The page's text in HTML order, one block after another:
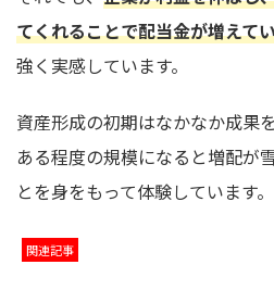
てくれることで配当金が増えて
強く実感しています。
資産形成の初期はなかなか成果
ある程度の規模になると増配が
とを身をもって体験しています。
関連記事